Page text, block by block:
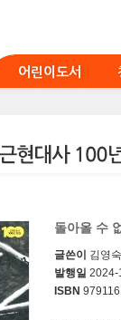
어린이도서
돌아올 수
글쓴이 김영
발행일
ISBN